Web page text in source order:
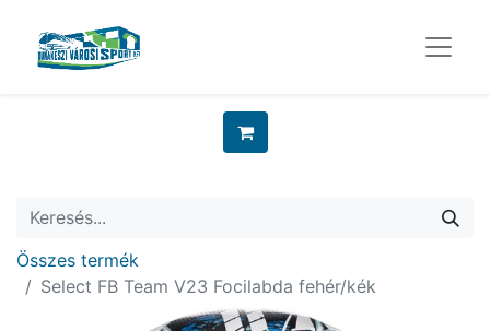
Összes termék
Select FB Team V23 Focilabda fehér/kék